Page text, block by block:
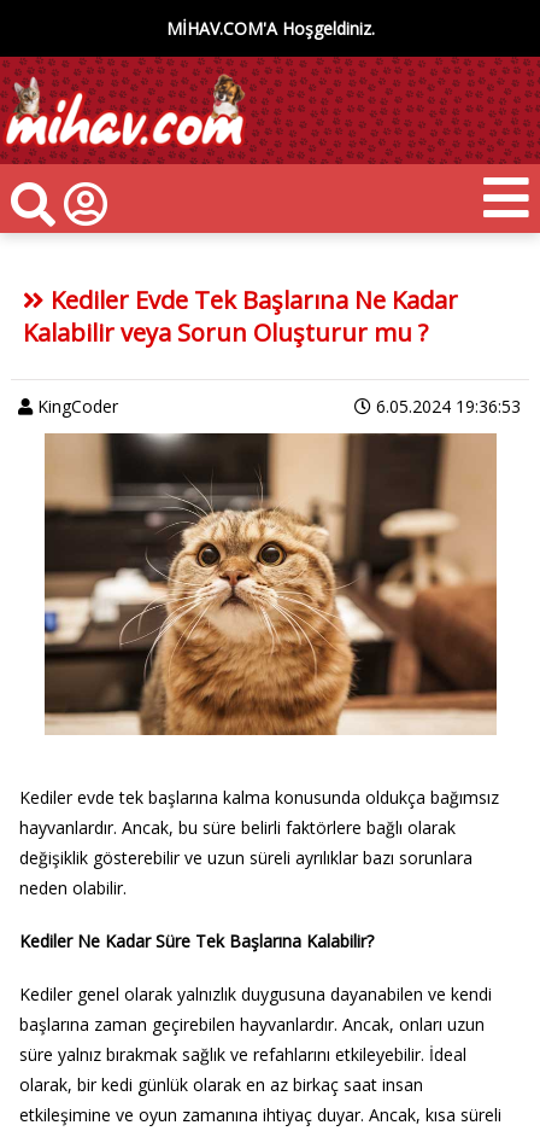
MİHAV.COM'A Hoşgeldiniz.
Kediler Evde Tek Başlarına Ne Kadar
Kalabilir veya Sorun Oluşturur mu ?
KingCoder 6.05.2024 19:36:53
Kediler evde tek başlarına kalma konusunda oldukça bağımsız
hayvanlardır. Ancak, bu süre belirli faktörlere bağlı olarak
değişiklik gösterebilir ve uzun süreli ayrılıklar bazı sorunlara
neden olabilir.
Kediler Ne Kadar Süre Tek Başlarına Kalabilir?
Kediler genel olarak yalnızlık duygusuna dayanabilen ve kendi
başlarına zaman geçirebilen hayvanlardır. Ancak, onları uzun
süre yalnız bırakmak sağlık ve refahlarını etkileyebilir. İdeal
olarak, bir kedi günlük olarak en az birkaç saat insan
etkileşimine ve oyun zamanına ihtiyaç duyar. Ancak, kısa süreli